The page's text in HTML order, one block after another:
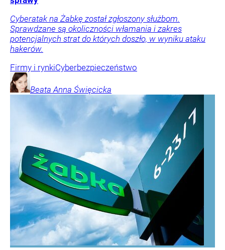
Cyberatak na Żabkę został zgłoszony służbom.
Sprawdzane są okoliczności włamania i zakres
potencjalnych strat do których doszło, w wyniku ataku
hakerów.
Firmy i rynkiCyberbezpieczeństwo
Beata Anna Święcicka